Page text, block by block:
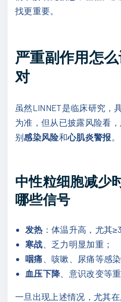
找更重要。
严重副作用怎
对
虽然LINNET是临床研究，
为准，但从已披露风险看
别感染风险和心肌炎警报 。
中性粒细胞减少
哪些信号
发热 ：体温升高，尤其
寒战 、乏力明显加重；
咽痛 、咳嗽、尿痛等感
血压下降、意识改变等
一旦出现上述情况，尤其